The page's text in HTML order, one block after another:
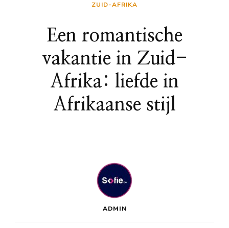
ZUID-AFRIKA
Een romantische
vakantie in Zuid-
Afrika: liefde in
Afrikaanse stijl
ADMIN